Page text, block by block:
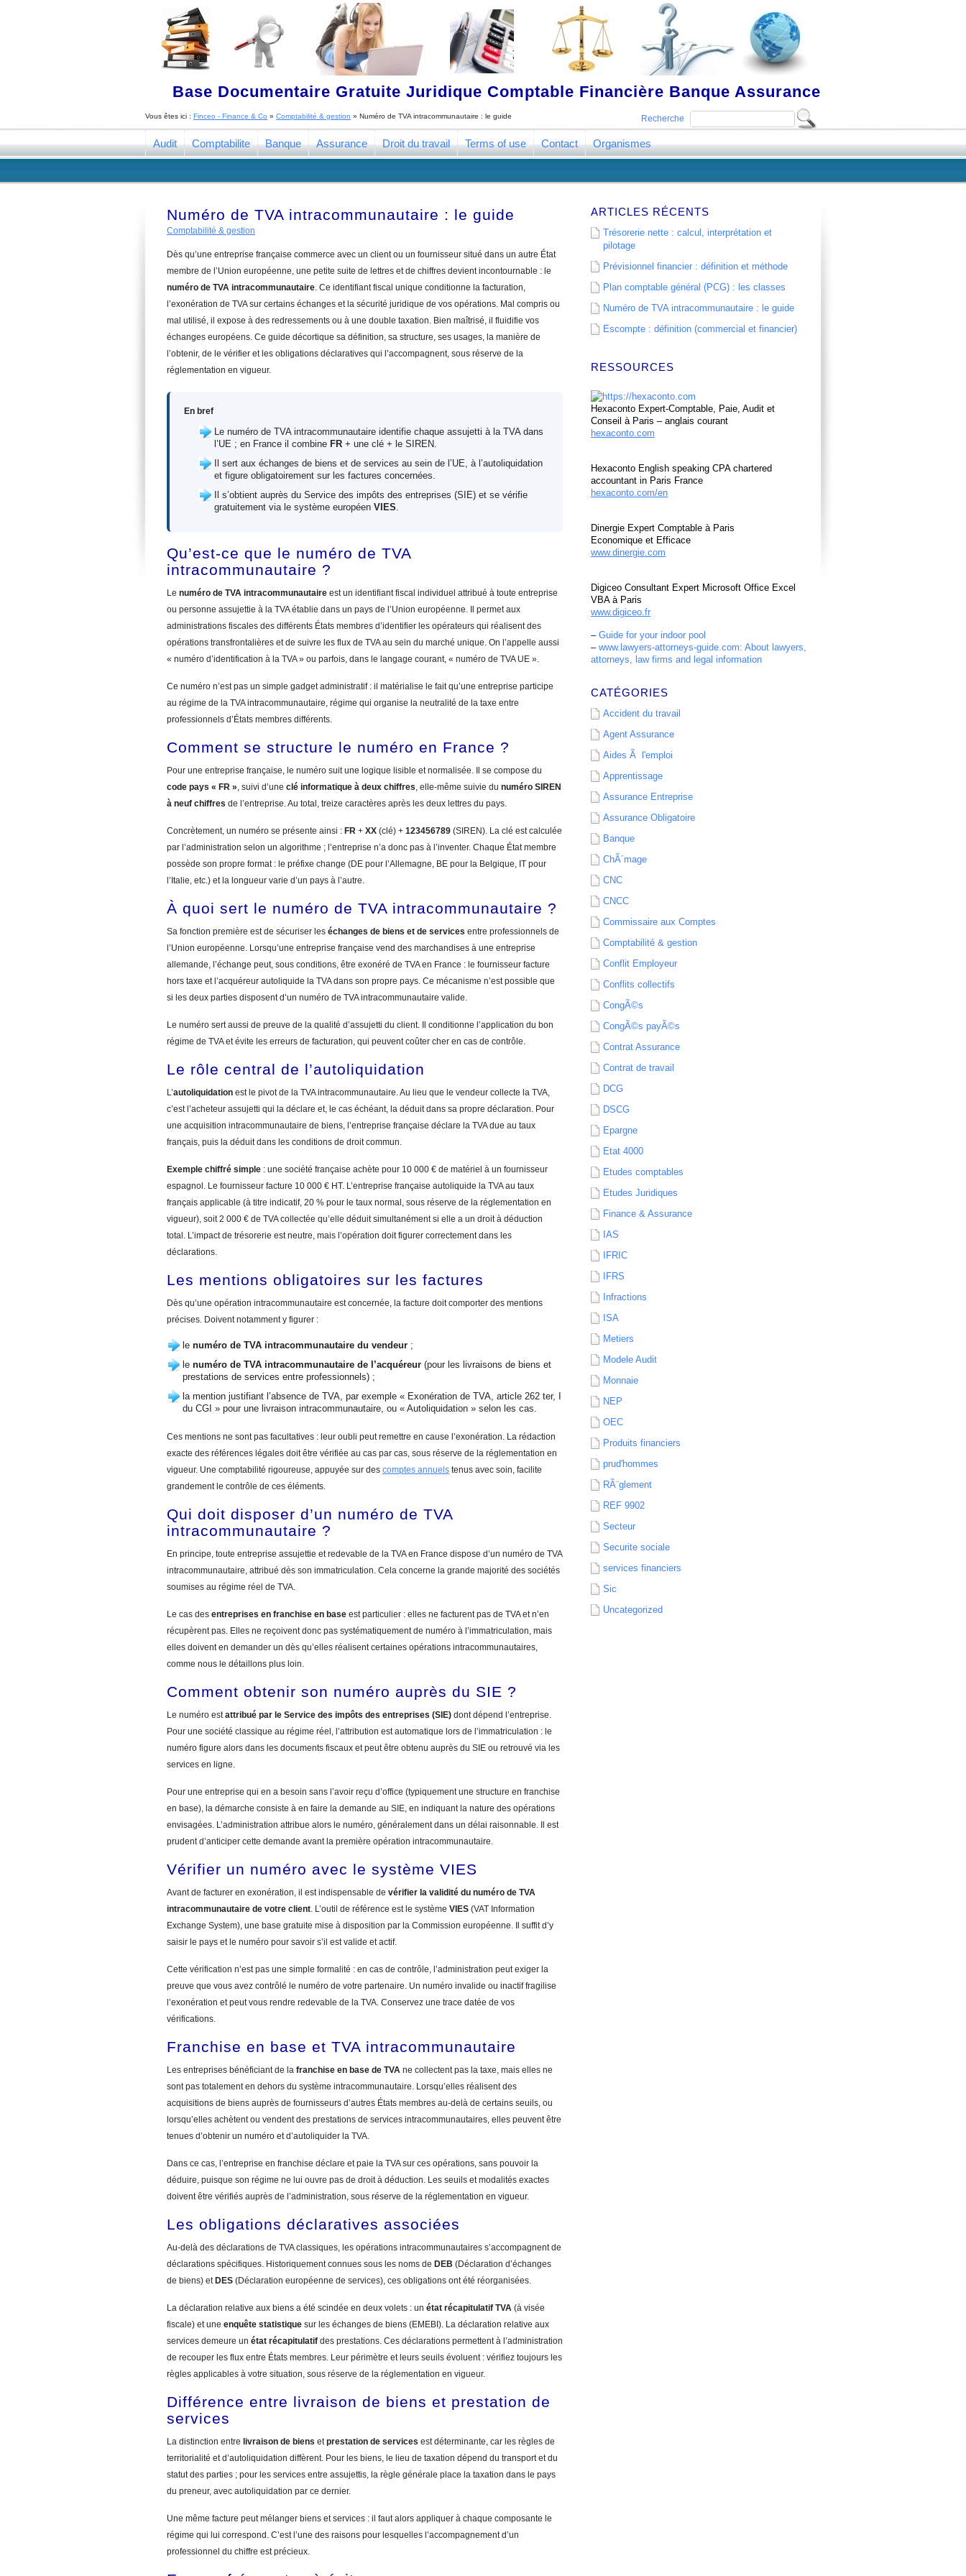
Base Documentaire Gratuite Juridique Comptable Financière Banque Assurance
Recherche
Vous êtes ici : Finceo - Finance & Co » Comptabilité & gestion » Numéro de TVA intracommunautaire : le guide
Audit Comptabilite Banque Assurance Droit du travail Terms of use Contact Organismes
Numéro de TVA intracommunautaire : le guide
Comptabilité & gestion
Dès qu’une entreprise française commerce avec un client ou un fournisseur situé dans un autre État
membre de l’Union européenne, une petite suite de lettres et de chiffres devient incontournable : le
numéro de TVA intracommunautaire. Ce identifiant fiscal unique conditionne la facturation,
l’exonération de TVA sur certains échanges et la sécurité juridique de vos opérations. Mal compris ou
mal utilisé, il expose à des redressements ou à une double taxation. Bien maîtrisé, il fluidifie vos
échanges européens. Ce guide décortique sa définition, sa structure, ses usages, la manière de
l’obtenir, de le vérifier et les obligations déclaratives qui l’accompagnent, sous réserve de la
réglementation en vigueur.
En bref
Le numéro de TVA intracommunautaire identifie chaque assujetti à la TVA dans
l’UE ; en France il combine FR + une clé + le SIREN.
Il sert aux échanges de biens et de services au sein de l’UE, à l’autoliquidation
et figure obligatoirement sur les factures concernées.
Il s’obtient auprès du Service des impôts des entreprises (SIE) et se vérifie
gratuitement via le système européen VIES.
Qu’est-ce que le numéro de TVA
intracommunautaire ?
Le numéro de TVA intracommunautaire est un identifiant fiscal individuel attribué à toute entreprise
ou personne assujettie à la TVA établie dans un pays de l’Union européenne. Il permet aux
administrations fiscales des différents États membres d’identifier les opérateurs qui réalisent des
opérations transfrontalières et de suivre les flux de TVA au sein du marché unique. On l’appelle aussi
« numéro d’identification à la TVA » ou parfois, dans le langage courant, « numéro de TVA UE ».
Ce numéro n’est pas un simple gadget administratif : il matérialise le fait qu’une entreprise participe
au régime de la TVA intracommunautaire, régime qui organise la neutralité de la taxe entre
professionnels d’États membres différents.
Comment se structure le numéro en France ?
Pour une entreprise française, le numéro suit une logique lisible et normalisée. Il se compose du
code pays « FR », suivi d’une clé informatique à deux chiffres, elle-même suivie du numéro SIREN
à neuf chiffres de l’entreprise. Au total, treize caractères après les deux lettres du pays.
Concrètement, un numéro se présente ainsi : FR + XX (clé) + 123456789 (SIREN). La clé est calculée
par l’administration selon un algorithme ; l’entreprise n’a donc pas à l’inventer. Chaque État membre
possède son propre format : le préfixe change (DE pour l’Allemagne, BE pour la Belgique, IT pour
l’Italie, etc.) et la longueur varie d’un pays à l’autre.
À quoi sert le numéro de TVA intracommunautaire ?
Sa fonction première est de sécuriser les échanges de biens et de services entre professionnels de
l’Union européenne. Lorsqu’une entreprise française vend des marchandises à une entreprise
allemande, l’échange peut, sous conditions, être exonéré de TVA en France : le fournisseur facture
hors taxe et l’acquéreur autoliquide la TVA dans son propre pays. Ce mécanisme n’est possible que
si les deux parties disposent d’un numéro de TVA intracommunautaire valide.
Le numéro sert aussi de preuve de la qualité d’assujetti du client. Il conditionne l’application du bon
régime de TVA et évite les erreurs de facturation, qui peuvent coûter cher en cas de contrôle.
Le rôle central de l’autoliquidation
L’autoliquidation est le pivot de la TVA intracommunautaire. Au lieu que le vendeur collecte la TVA,
c’est l’acheteur assujetti qui la déclare et, le cas échéant, la déduit dans sa propre déclaration. Pour
une acquisition intracommunautaire de biens, l’entreprise française déclare la TVA due au taux
français, puis la déduit dans les conditions de droit commun.
Exemple chiffré simple : une société française achète pour 10 000 € de matériel à un fournisseur
espagnol. Le fournisseur facture 10 000 € HT. L’entreprise française autoliquide la TVA au taux
français applicable (à titre indicatif, 20 % pour le taux normal, sous réserve de la réglementation en
vigueur), soit 2 000 € de TVA collectée qu’elle déduit simultanément si elle a un droit à déduction
total. L’impact de trésorerie est neutre, mais l’opération doit figurer correctement dans les
déclarations.
Les mentions obligatoires sur les factures
Dès qu’une opération intracommunautaire est concernée, la facture doit comporter des mentions
précises. Doivent notamment y figurer :
le numéro de TVA intracommunautaire du vendeur ;
le numéro de TVA intracommunautaire de l’acquéreur (pour les livraisons de biens et
prestations de services entre professionnels) ;
la mention justifiant l’absence de TVA, par exemple « Exonération de TVA, article 262 ter, I
du CGI » pour une livraison intracommunautaire, ou « Autoliquidation » selon les cas.
Ces mentions ne sont pas facultatives : leur oubli peut remettre en cause l’exonération. La rédaction
exacte des références légales doit être vérifiée au cas par cas, sous réserve de la réglementation en
vigueur. Une comptabilité rigoureuse, appuyée sur des comptes annuels tenus avec soin, facilite
grandement le contrôle de ces éléments.
Qui doit disposer d’un numéro de TVA
intracommunautaire ?
En principe, toute entreprise assujettie et redevable de la TVA en France dispose d’un numéro de TVA
intracommunautaire, attribué dès son immatriculation. Cela concerne la grande majorité des sociétés
soumises au régime réel de TVA.
Le cas des entreprises en franchise en base est particulier : elles ne facturent pas de TVA et n’en
récupèrent pas. Elles ne reçoivent donc pas systématiquement de numéro à l’immatriculation, mais
elles doivent en demander un dès qu’elles réalisent certaines opérations intracommunautaires,
comme nous le détaillons plus loin.
Comment obtenir son numéro auprès du SIE ?
Le numéro estattribué par le Service des impôts des entreprises (SIE) dont dépend l’entreprise.
Pour une société classique au régime réel, l’attribution est automatique lors de l’immatriculation : le
numéro figure alors dans les documents fiscaux et peut être obtenu auprès du SIE ou retrouvé via les
services en ligne.
Pour une entreprise qui en a besoin sans l’avoir reçu d’office (typiquement une structure en franchise
en base), la démarche consiste à en faire la demande au SIE, en indiquant la nature des opérations
envisagées. L’administration attribue alors le numéro, généralement dans un délai raisonnable. Il est
prudent d’anticiper cette demande avant la première opération intracommunautaire.
Vérifier un numéro avec le système VIES
Avant de facturer en exonération, il est indispensable de vérifier la validité du numéro de TVA
intracommunautaire de votre client. L’outil de référence est le système VIES (VAT Information
Exchange System), une base gratuite mise à disposition par la Commission européenne. Il suffit d’y
saisir le pays et le numéro pour savoir s’il est valide et actif.
Cette vérification n’est pas une simple formalité : en cas de contrôle, l’administration peut exiger la
preuve que vous avez contrôlé le numéro de votre partenaire. Un numéro invalide ou inactif fragilise
l’exonération et peut vous rendre redevable de la TVA. Conservez une trace datée de vos
vérifications.
Franchise en base et TVA intracommunautaire
Les entreprises bénéficiant de la franchise en base de TVA ne collectent pas la taxe, mais elles ne
sont pas totalement en dehors du système intracommunautaire. Lorsqu’elles réalisent des
acquisitions de biens auprès de fournisseurs d’autres États membres au-delà de certains seuils, ou
lorsqu’elles achètent ou vendent des prestations de services intracommunautaires, elles peuvent être
tenues d’obtenir un numéro et d’autoliquider la TVA.
Dans ce cas, l’entreprise en franchise déclare et paie la TVA sur ces opérations, sans pouvoir la
déduire, puisque son régime ne lui ouvre pas de droit à déduction. Les seuils et modalités exactes
doivent être vérifiés auprès de l’administration, sous réserve de la réglementation en vigueur.
Les obligations déclaratives associées
Au-delà des déclarations de TVA classiques, les opérations intracommunautaires s’accompagnent de
déclarations spécifiques. Historiquement connues sous les noms de DEB (Déclaration d’échanges
de biens) et DES (Déclaration européenne de services), ces obligations ont été réorganisées.
La déclaration relative aux biens a été scindée en deux volets : un état récapitulatif TVA (à visée
fiscale) et une enquête statistique sur les échanges de biens (EMEBI). La déclaration relative aux
services demeure un état récapitulatif des prestations. Ces déclarations permettent à l’administration
de recouper les flux entre États membres. Leur périmètre et leurs seuils évoluent : vérifiez toujours les
règles applicables à votre situation, sous réserve de la réglementation en vigueur.
Différence entre livraison de biens et prestation de
services
La distinction entre livraison de biens etprestation de services est déterminante, car les règles de
territorialité et d’autoliquidation diffèrent. Pour les biens, le lieu de taxation dépend du transport et du
statut des parties ; pour les services entre assujettis, la règle générale place la taxation dans le pays
du preneur, avec autoliquidation par ce dernier.
Une même facture peut mélanger biens et services : il faut alors appliquer à chaque composante le
régime qui lui correspond. C’est l’une des raisons pour lesquelles l’accompagnement d’un
professionnel du chiffre est précieux.
ARTICLES RÉCENTS
Trésorerie nette : calcul, interprétation et
pilotage
Prévisionnel financier : définition et méthode
Plan comptable général (PCG) : les classes
Numéro de TVA intracommunautaire : le guide
Escompte : définition (commercial et financier)
RESSOURCES
Hexaconto Expert-Comptable, Paie, Audit et
Conseil à Paris – anglais courant
hexaconto.com
Hexaconto English speaking CPA chartered
accountant in Paris France
hexaconto.com/en
Dinergie Expert Comptable à Paris
Economique et Efficace
www.dinergie.com
Digiceo Consultant Expert Microsoft Office Excel
VBA à Paris
www.digiceo.fr
– Guide for your indoor pool
– www.lawyers-attorneys-guide.com: About lawyers,
attorneys, law firms and legal information
CATÉGORIES
Accident du travail
Agent Assurance
Aides Ã l'emploi
Apprentissage
Assurance Entreprise
Assurance Obligatoire
Banque
ChÃ´mage
CNC
CNCC
Commissaire aux Comptes
Comptabilité & gestion
Conflit Employeur
Conflits collectifs
CongÃ©s
CongÃ©s payÃ©s
Contrat Assurance
Contrat de travail
DCG
DSCG
Epargne
Etat 4000
Etudes comptables
Etudes Juridiques
Finance & Assurance
IAS
IFRIC
IFRS
Infractions
ISA
Metiers
Modele Audit
Monnaie
NEP
OEC
Produits financiers
prud'hommes
RÃ¨glement
REF 9902
Secteur
Securite sociale
services financiers
Sic
Uncategorized